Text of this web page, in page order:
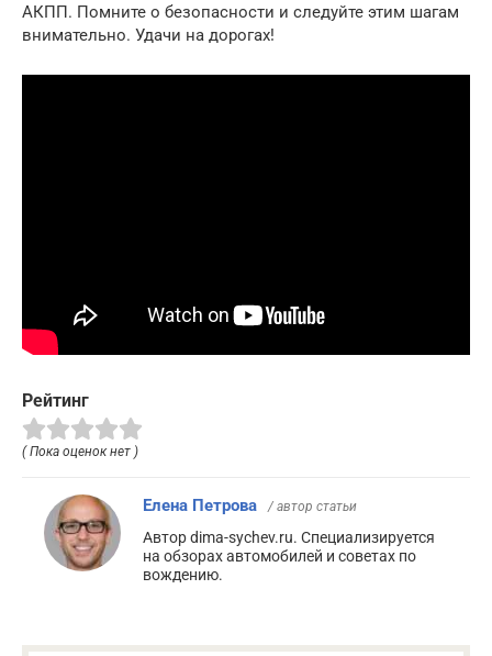
АКПП. Помните о безопасности и следуйте этим шагам
внимательно. Удачи на дорогах!
Рейтинг
( Пока оценок нет )
Елена Петрова / автор статьи
Автор dima-sychev.ru. Специализируется
на обзорах автомобилей и советах по
вождению.